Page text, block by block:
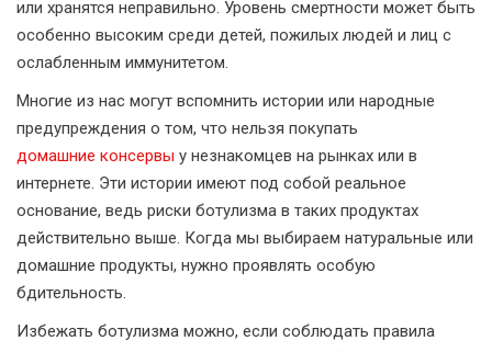
или хранятся неправильно. Уровень смертности может быть
особенно высоким среди детей, пожилых людей и лиц с
ослабленным иммунитетом.
Многие из нас могут вспомнить истории или народные
предупреждения о том, что нельзя покупать
домашние консервы у незнакомцев на рынках или в
интернете. Эти истории имеют под собой реальное
основание, ведь риски ботулизма в таких продуктах
действительно выше. Когда мы выбираем натуральные или
домашние продукты, нужно проявлять особую
бдительность.
Избежать ботулизма можно, если соблюдать правила